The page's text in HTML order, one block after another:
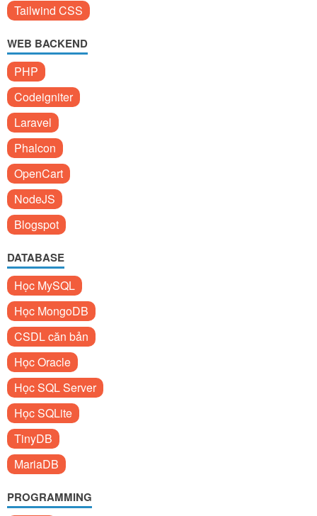
Tailwind CSS
WEB BACKEND
PHP
Codeigniter
Laravel
Phalcon
OpenCart
NodeJS
Blogspot
DATABASE
Học MySQL
Học MongoDB
CSDL căn bản
Học Oracle
Học SQL Server
Học SQLite
TinyDB
MariaDB
PROGRAMMING